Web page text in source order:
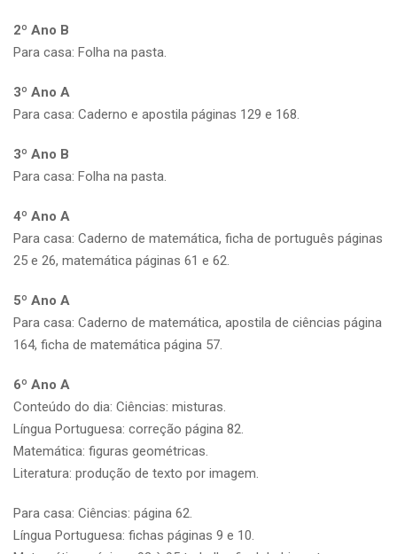
2º Ano B
Para casa: Folha na pasta.
3º Ano A
Para casa: Caderno e apostila páginas 129 e 168.
3º Ano B
Para casa: Folha na pasta.
4º Ano A
Para casa: Caderno de matemática, ficha de português páginas
25 e 26, matemática páginas 61 e 62.
5º Ano A
Para casa: Caderno de matemática, apostila de ciências página
164, ficha de matemática página 57.
6º Ano A
Conteúdo do dia: Ciências: misturas.
Língua Portuguesa: correção página 82.
Matemática: figuras geométricas.
Literatura: produção de texto por imagem.
Para casa: Ciências: página 62.
Língua Portuguesa: fichas páginas 9 e 10.